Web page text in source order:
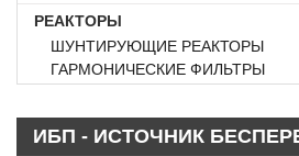
РЕАКТОРЫ
ШУНТИРУЮЩИЕ РЕАКТОРЫ
ГАРМОНИЧЕСКИЕ ФИЛЬТРЫ
ИБП - ИСТОЧНИК